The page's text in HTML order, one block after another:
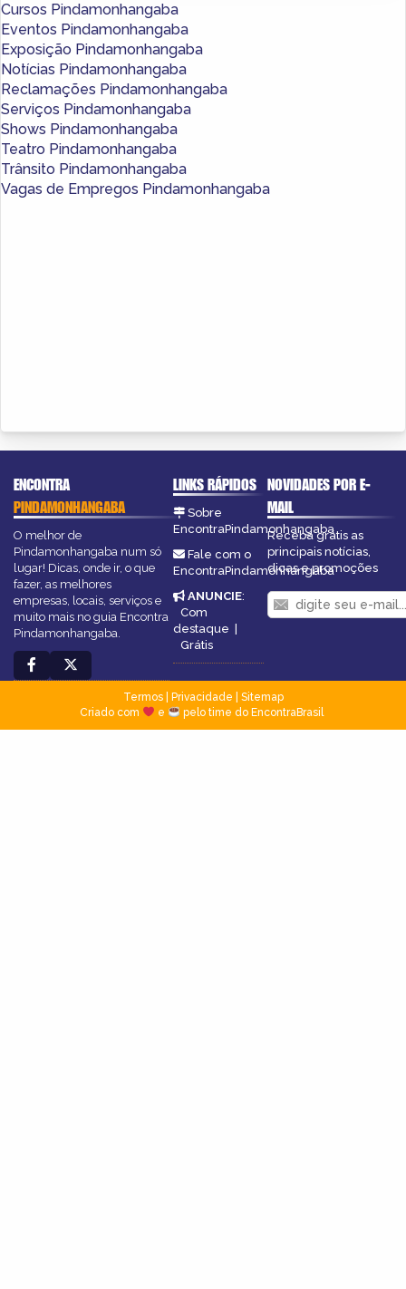
Cursos Pindamonhangaba
Eventos Pindamonhangaba
Exposição Pindamonhangaba
Notícias Pindamonhangaba
Reclamações Pindamonhangaba
Serviços Pindamonhangaba
Shows Pindamonhangaba
Teatro Pindamonhangaba
Trânsito Pindamonhangaba
Vagas de Empregos Pindamonhangaba
ENCONTRA
PINDAMONHANGABA
O melhor de
Pindamonhangaba num só
lugar! Dicas, onde ir, o que
fazer, as melhores
empresas, locais, serviços e
muito mais no guia Encontra
Pindamonhangaba.
LINKS RÁPIDOS
Sobre
EncontraPindamonhangaba
Fale com o
EncontraPindamonhangaba
ANUNCIE:
Com
destaque
Grátis
NOVIDADES POR E-
MAIL
Receba grátis as
principais notícias,
dicas e promoções
Termos| Privacidade
Sitemap
Criado com
e pelo time do EncontraBrasil